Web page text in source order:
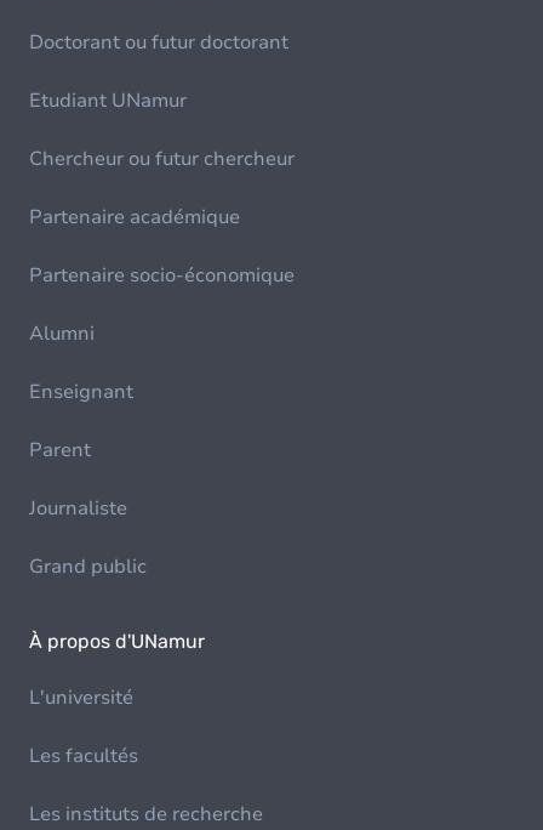
Doctorant ou futur doctorant
Etudiant UNamur
Chercheur ou futur chercheur
Partenaire académique
Partenaire socio-économique
Alumni
Enseignant
Parent
Journaliste
Grand public
À propos d'UNamur
L'université
Les facultés
Les instituts de recherche